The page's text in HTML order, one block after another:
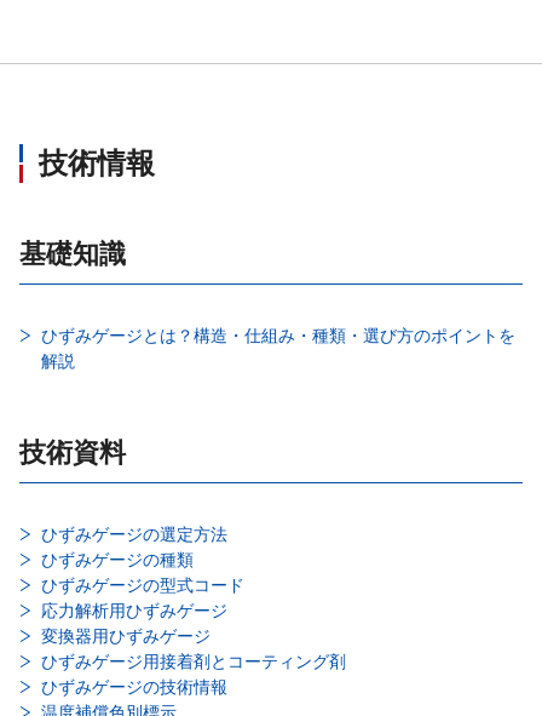
技術情報
基礎知識
ひずみゲージとは？構造・仕組み・種類・選び方のポイントを
解説
技術資料
ひずみゲージの選定方法
ひずみゲージの種類
ひずみゲージの型式コード
応力解析用ひずみゲージ
変換器用ひずみゲージ
ひずみゲージ用接着剤とコーティング剤
ひずみゲージの技術情報
温度補償色別標示